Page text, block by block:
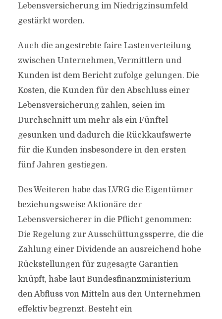
Lebensversicherung im Niedrigzinsumfeld
gestärkt worden.
Auch die angestrebte faire Lastenverteilung
zwischen Unternehmen, Vermittlern und
Kunden ist dem Bericht zufolge gelungen. Die
Kosten, die Kunden für den Abschluss einer
Lebensversicherung zahlen, seien im
Durchschnitt um mehr als ein Fünftel
gesunken und dadurch die Rückkaufswerte
für die Kunden insbesondere in den ersten
fünf Jahren gestiegen.
Des Weiteren habe das LVRG die Eigentümer
beziehungsweise Aktionäre der
Lebensversicherer in die Pflicht genommen:
Die Regelung zur Ausschüttungssperre, die die
Zahlung einer Dividende an ausreichend hohe
Rückstellungen für zugesagte Garantien
knüpft, habe laut Bundesfinanzministerium
den Abfluss von Mitteln aus den Unternehmen
effektiv begrenzt. Besteht ein